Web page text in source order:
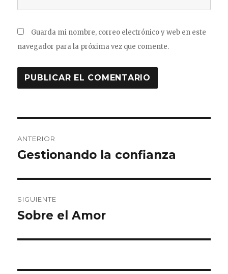
Guarda mi nombre, correo electrónico y web en este
navegador para la próxima vez que comente.
de
ANTERIOR
Entrada
Gestionando la confianza
SIGUIENTE
Entrada
Sobre el Amor